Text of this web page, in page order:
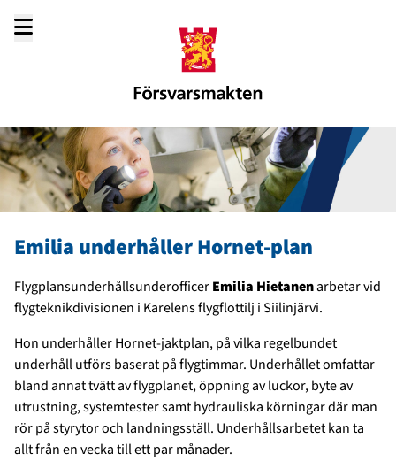
Emilia underhåller Hornet-plan
FlygplansunderhållsunderofficerEmilia Hietanenarbetar vid
flygteknikdivisionen i Karelens flygflottilj i Siilinjärvi.
Hon underhåller Hornet-jaktplan, på vilka regelbundet
underhåll utförs baserat på flygtimmar. Underhållet omfattar
bland annat tvätt av flygplanet, öppning av luckor, byte av
utrustning, systemtester samt hydrauliska körningar där man
rör på styrytor och landningsställ. Underhållsarbetet kan ta
allt från en vecka till ett par månader.